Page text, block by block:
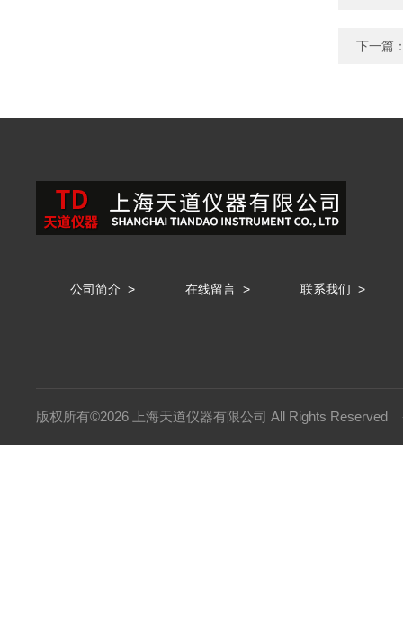
下一篇
公司简介 > 在线留言 > 联系我们 >
版权所有©2026 上海天道仪器有限公司 All Rights Reserved